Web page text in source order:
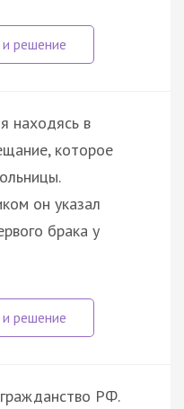
находясь в
которое
он указал
брака у
РФ.